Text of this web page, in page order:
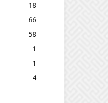
18
66
58
1
1
4